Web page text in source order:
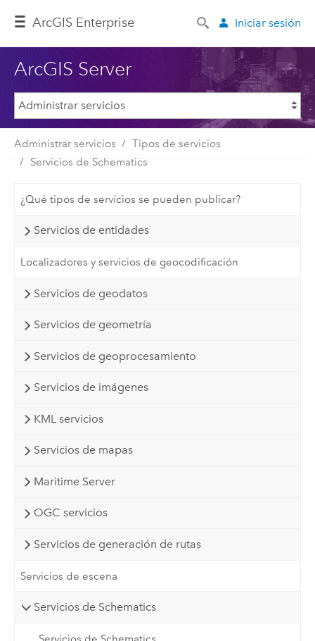
ArcGIS Enterprise Iniciar sesión
ArcGIS Server
Administrar servicios
Tipos de servicios
Servicios de Schematics
¿Qué tipos de servicios se pueden publicar?
Servicios de entidades
Localizadores y servicios de geocodificación
Servicios de geodatos
Servicios de geometría
Servicios de geoprocesamiento
Servicios de imágenes
KML servicios
Servicios de mapas
Maritime Server
OGC servicios
Servicios de generación de rutas
Servicios de escena
Servicios de Schematics